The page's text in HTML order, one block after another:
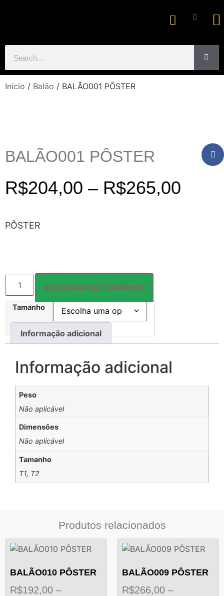
Início / Balão / BALÃO001 PÔSTER
BALÃO001 PÔSTER
R$204,00 – R$265,00
PÔSTER
Tamanho
ADICIONAR AO CARRINHO
Informação adicional
Informação adicional
Peso
Não aplicável
Dimensões
Não aplicável
Tamanho
T1, T2
Produtos relacionados
BALÃO010 PÔSTER
R$192,00 –
BALÃO009 PÔSTER
R$266,00 –